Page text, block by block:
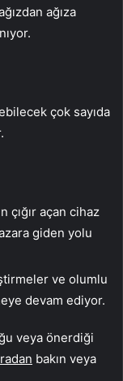
ağıza
çok sayıda
çığır açan cihaz
giden yolu
ve olumlu
devam ediyor.
veya önerdiği
bakın veya